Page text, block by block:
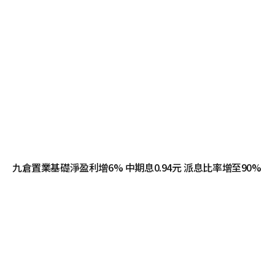
九倉置業基礎淨盈利增6% 中期息0.94元 派息比率增至90%